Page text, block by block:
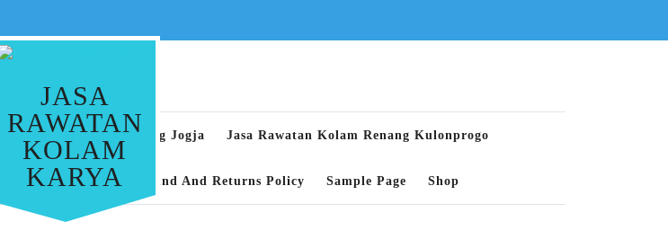
JASA
RAWATAN
KOLAM
KARYA
Rawatan Kolam Renang Jogja Jasa Rawatan Kolam Renang Kulonprogo
Privacy Policy Refund And Returns Policy Sample Page Shop